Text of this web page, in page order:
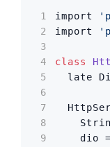
import
import
class
late
dio